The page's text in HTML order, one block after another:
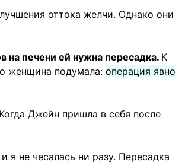
оттока желчи. Однако они
на печени ей нужна пересадка. К
женщина подумала: операция явно
Джейн пришла в себя после
я не чесалась ни разу. Пересадка